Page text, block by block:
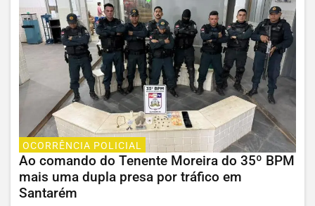
OCORRÊNCIA POLICIAL
Ao comando do Tenente Moreira do 35º BPM
mais uma dupla presa por tráfico em
Santarém